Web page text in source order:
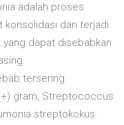
adalah proses
konsolidasi dan terjadi
dapat disebabkan
tersering
gram, Streptococcus
streptokokus.